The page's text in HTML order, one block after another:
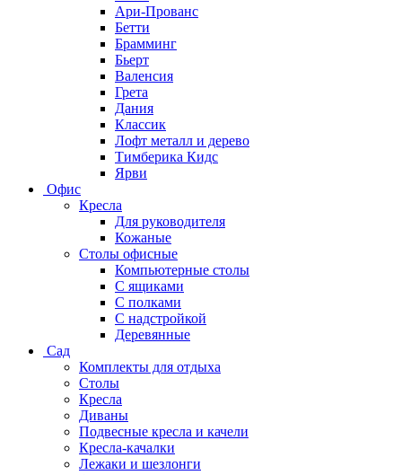
Ари-Прованс
Бетти
Брамминг
Бьерт
Валенсия
Грета
Дания
Классик
Лофт металл и дерево
Тимберика Кидс
Ярви
Офис
Кресла
Для руководителя
Кожаные
Столы офисные
Компьютерные столы
С ящиками
С полками
С надстройкой
Деревянные
Сад
Комплекты для отдыха
Столы
Кресла
Диваны
Подвесные кресла и качели
Кресла-качалки
Лежаки и шезлонги